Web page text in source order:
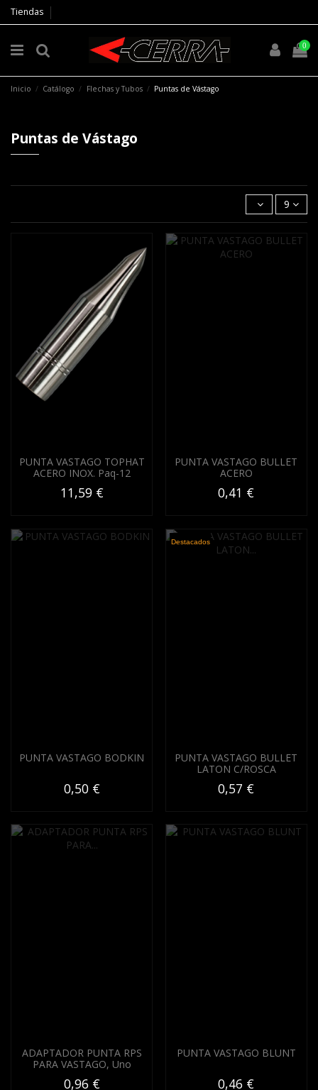
Tiendas
0
Inicio Catálogo Flechas y Tubos Puntas de Vástago
Puntas de Vástago
9
PUNTA VASTAGO TOPHAT
ACERO INOX. Paq-12
11,59 €
PUNTA VASTAGO BULLET
ACERO
0,41 €
PUNTA VASTAGO BODKIN
0,50 €
Destacados
PUNTA VASTAGO BULLET
LATON C/ROSCA
0,57 €
ADAPTADOR PUNTA RPS
PARA VASTAGO, Uno
0,96 €
PUNTA VASTAGO BLUNT
0,46 €